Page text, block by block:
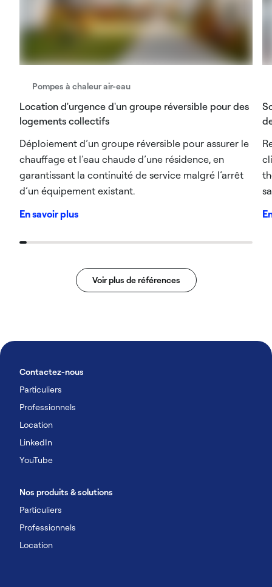
Pompes à chaleur air-eau
Location d'urgence d'un groupe réversible pour des
logements collectifs
Déploiement d’un groupe réversible pour assurer le
chauffage et l’eau chaude d’une résidence, en
garantissant la continuité de service malgré l’arrêt
d’un équipement existant.
En savoir plus
Voir plus de références
Contactez-nous
Particuliers
Professionnels
Location
LinkedIn
YouTube
Nos produits & solutions
Particuliers
Professionnels
Location